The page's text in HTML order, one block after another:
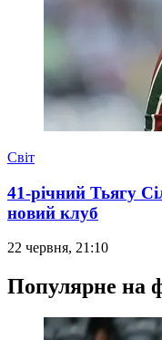
Світ
41-річний Тьягу
новий клуб
22 червня, 21:10
Популярне на